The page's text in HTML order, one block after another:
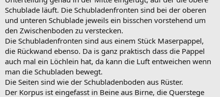
Schublade läuft. Die Schubladenfronten sind bei der oberen
und unteren Schublade jeweils ein bisschen vorstehend um
den Zwischenboden zu verstecken.
Die Schubladenfronten sind aus einem Stück Maserpappel,
die Rückwand ebenso. Da is ganz praktisch dass die Pappel
auch mal ein Löchlein hat, da kann die Luft entweichen wenn
man die Schubladen bewegt.
Die Seiten sind wie der Schubladenboden aus Rüster.
Der Korpus ist eingefasst in Beine aus Birne, die Querstege